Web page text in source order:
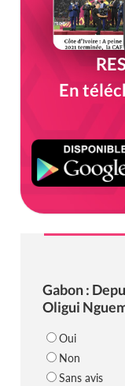
En
Gabon :
Oligui
Oui
Non
Sans avis